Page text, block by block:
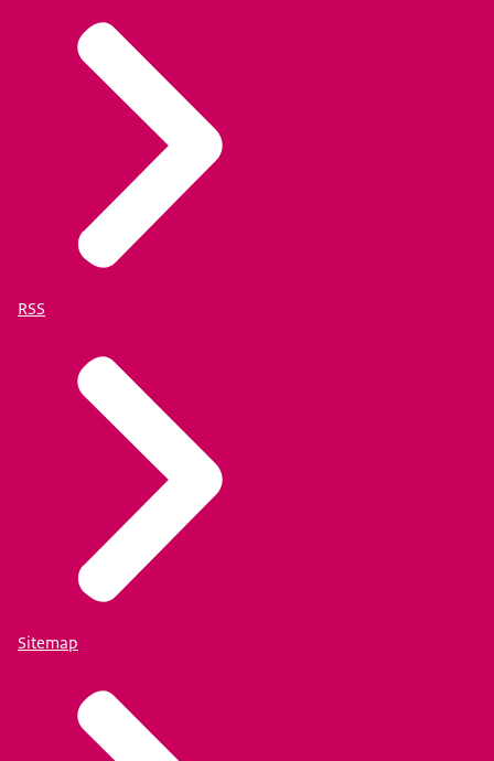
RSS
Sitemap